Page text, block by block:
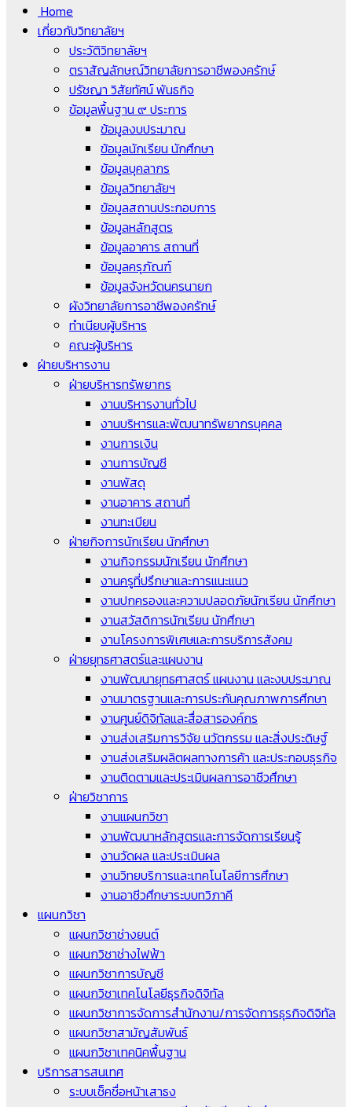
Home
เกี่ยวกับวิทยาลัยฯ
ประวัติวิทยาลัยฯ
ตราสัญลักษณ์วิทยาลัยการอาชีพองครักษ์
ปรัชญา วิสัยทัศน์ พันธกิจ
ข้อมูลพื้นฐาน ๙ ประการ
ข้อมูลงบประมาณ
ข้อมูลนักเรียน นักศึกษา
ข้อมูลบุคลากร
ข้อมูลวิทยาลัยฯ
ข้อมูลสถานประกอบการ
ข้อมูลหลักสูตร
ข้อมูลอาคาร สถานที่
ข้อมูลครุภัณฑ์
ข้อมูลจังหวัดนครนายก
ผังวิทยาลัยการอาชีพองครักษ์
ทำเนียบผู้บริหาร
คณะผู้บริหาร
ฝ่ายบริหารงาน
ฝ่ายบริหารทรัพยากร
งานบริหารงานทั่วไป
งานบริหารและพัฒนาทรัพยากรบุคคล
งานการเงิน
งานการบัญชี
งานพัสดุ
งานอาคาร สถานที่
งานทะเบียน
ฝ่ายกิจการนักเรียน นักศึกษา
งานกิจกรรมนักเรียน นักศึกษา
งานครูที่ปรึกษาและการแนะแนว
งานปกครองและความปลอดภัยนักเรียน นักศึกษา
งานสวัสดิการนักเรียน นักศึกษา
งานโครงการพิเศษและการบริการสังคม
ฝ่ายยุทธศาสตร์และแผนงาน
งานพัฒนายุทธศาสตร์ แผนงาน และงบประมาณ
งานมาตรฐานและการประกันคุณภาพการศึกษา
งานศูนย์ดิจิทัลและสื่อสารองค์กร
งานส่งเสริมการวิจัย นวัตกรรม และสิ่งประดิษฐ์
งานส่งเสริมผลิตผลทางการค้า และประกอบธุรกิจ
งานติดตามและประเมินผลการอาชีวศึกษา
ฝ่ายวิชาการ
งานแผนกวิชา
งานพัฒนาหลักสูตรและการจัดการเรียนรู้
งานวัดผล และประเมินผล
งานวิทยบริการและเทคโนโลยีการศึกษา
งานอาชีวศึกษาระบบทวิภาคี
แผนกวิชา
แผนกวิชาช่างยนต์
แผนกวิชาช่างไฟฟ้า
แผนกวิชาการบัญชี
แผนกวิชาเทคโนโลยีธุรกิจดิจิทัล
แผนกวิชาการจัดการสำนักงาน/การจัดการธุรกิจดิจิทัล
แผนกวิชาสามัญสัมพันธ์
แผนกวิชาเทคนิคพื้นฐาน
บริการสารสนเทศ
ระบบเช็คชื่อหน้าเสาธง